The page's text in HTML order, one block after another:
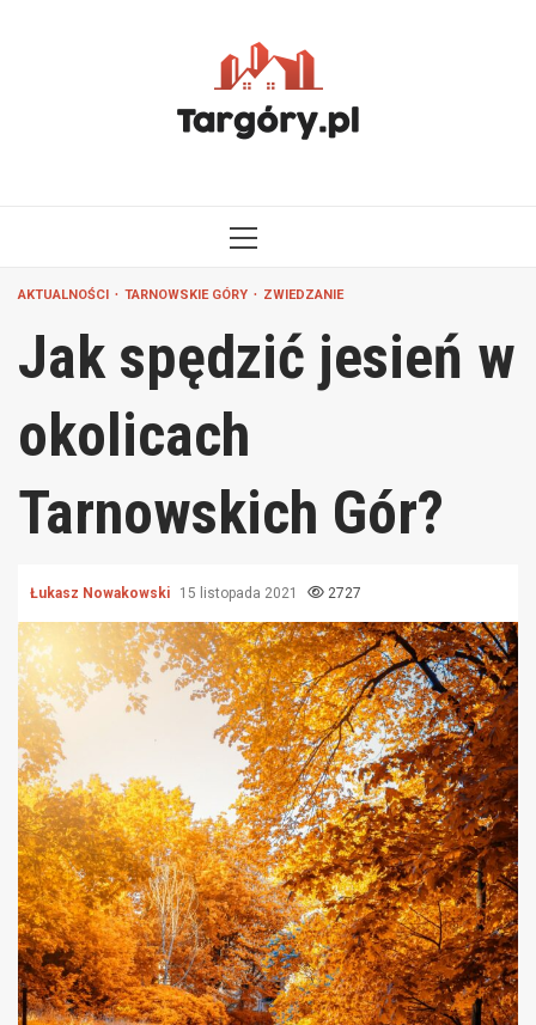
MENU
AKTUALNOŚCI TARNOWSKIE GÓRY ZWIEDZANIE
Jak spędzić jesień w
okolicach
Tarnowskich Gór?
Łukasz Nowakowski 15 listopada 2021 2727